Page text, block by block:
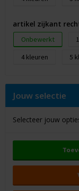
artikel zijkant
Onbewerkt 1
4
5
Jouw selectie
Selecteer jouw